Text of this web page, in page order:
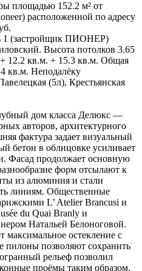
площадью 152.2 м² от
расположенной по адресу
1 (застройщик ПИОНЕР)
Высота потолков 3.65
12.2 кв.м. + 15.3 кв.м. Общая
кв.м. Неподалёку
(5л), Крестьянская
дом класса Делюкс —
авторов, архитектурного
фактура задает визуальный
бетон в облицовке усиливает
Фасад продолжает основную
форм отсылают к
из алюминия и стали
линиям. Общественные
L’ Atelier Brancusi и
du Quai Branly и
Натальей Белоноговой.
максимальное остекление с
пилоны позволяют сохранить
рельеф позволил
проёмы таким образом,